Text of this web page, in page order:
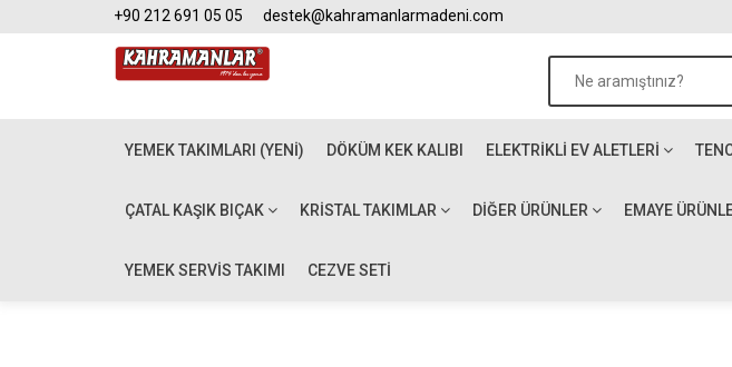
+90 212 691 05 05 destek@kahramanlarmadeni.com
YEMEK TAKIMLARI (YENİ) DÖKÜM KEK KALIBI ELEKTRIKLI EV ALETLERI
ÇATAL KAŞIK BIÇAK KRISTAL TAKIMLAR DIĞER ÜRÜNLER EMAYE
YEMEK SERVİS TAKIMI CEZVE SETİ